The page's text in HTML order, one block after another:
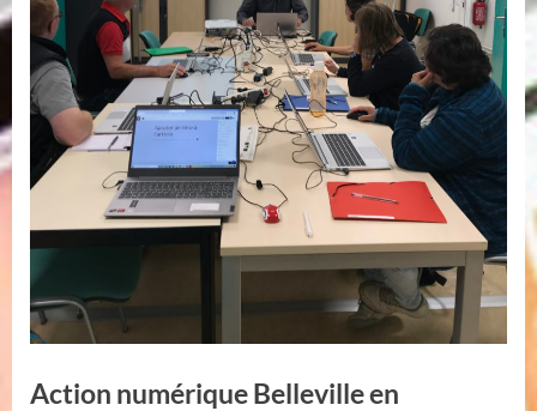
Action numérique Belleville en